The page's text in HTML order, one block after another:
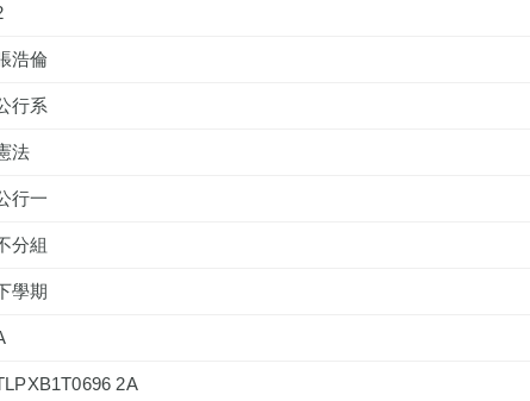
浩倫
行系
法
行一
分組
學期
2A